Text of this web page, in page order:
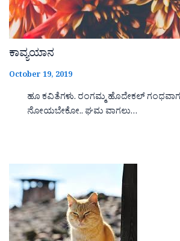
ಕಾವ್ಯಯಾನ
October 19, 2019
ಹೂ ಕವಿತೆಗಳು. ರಂಗಮ್ಮ ಹೊದೇಕಲ್
ನೋಯಬೇಕೋ.. ಘಮ ವಾಗಲು…